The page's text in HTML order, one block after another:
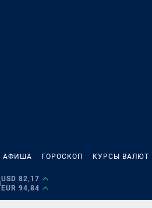
АФИША ГОРОСКОП КУРСЫ ВАЛЮТ
USD 82,17
EUR 94,84